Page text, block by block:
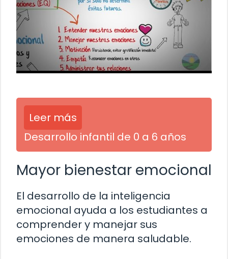
Leer más
Desarrollo infantil de 0 a 6 años
Mayor bienestar emocional
El desarrollo de la inteligencia
emocional ayuda a los estudiantes a
comprender y manejar sus
emociones de manera saludable.